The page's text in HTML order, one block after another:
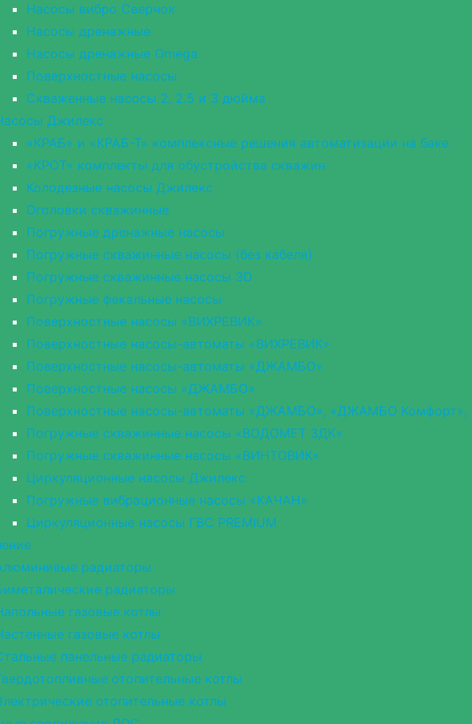
Насосы вибро Сверчок
Насосы дренажные
Насосы дренажные Omega
Поверхностные насосы
Скваженные насосы 2, 2.5 и 3 дюйма
Джилекс
«КРАБ» и «КРАБ-Т» комплексные решения автоматизации на баке
«КРОТ» комплекты для обустройства скважин
Колодезные насосы Джилекс
Оголовки скважинные
Погружные дренажные насосы
Погружные скважинные насосы (без кабеля)
Погружные скважинные насосы 3D
Погружные фекальные насосы
Поверхностные насосы «ВИХРЕВИК»
Поверхностные насосы-автоматы «ВИХРЕВИК»
Поверхностные насосы-автоматы «ДЖАМБО»
Поверхностные насосы «ДЖАМБО»
Поверхностные насосы-автоматы «ДЖАМБО», «ДЖАМБО
Погружные скважинные насосы «ВОДОМЕТ 3ДК»
Погружные скважинные насосы «ВИНТОВИК»
Циркуляционные насосы Джилекс
Погружные вибрационные насосы «КАЧАН»
Циркуляционные насосы ГВС PREMIUM
радиаторы
радиаторы
газовые котлы
газовые котлы
панельные радиаторы
отопительные котлы
отопительные котлы